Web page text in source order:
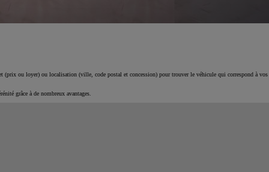
(prix ou loyer) ou localisation (ville, code postal et concession) pour trouver le véhicule qui correspond à vos
grâce à de nombreux avantages.